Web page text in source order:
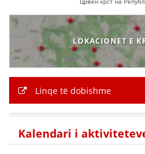
LOKACIONET E
Linqe të dobishme
Kalendari i